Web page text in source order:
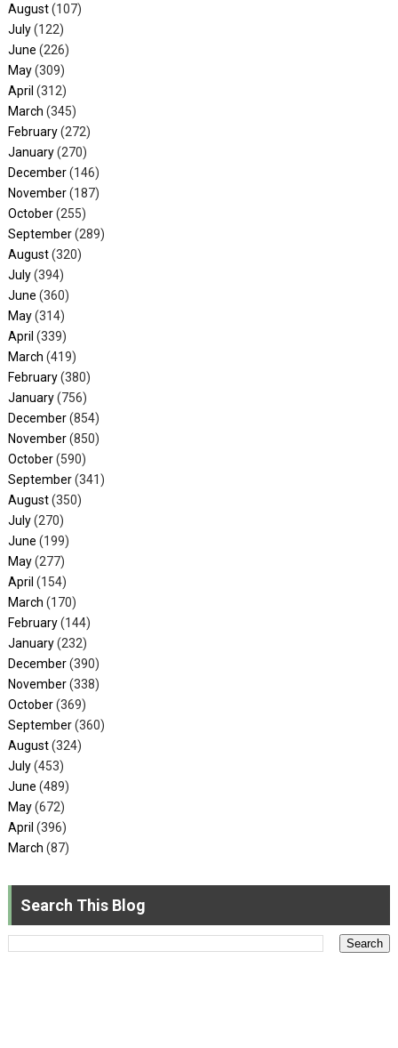
August(107)
July(122)
June (226)
May(309)
April (312)
March (345)
February(272)
January(270)
December(146)
November(187)
October(255)
September(289)
August(320)
July(394)
June (360)
May(314)
April (339)
March (419)
February(380)
January(756)
December(854)
November(850)
October(590)
September(341)
August(350)
July(270)
June (199)
May(277)
April (154)
March (170)
February(144)
January(232)
December(390)
November(338)
October(369)
September(360)
August(324)
July(453)
June (489)
May(672)
April (396)
March (87)
Search This Blog